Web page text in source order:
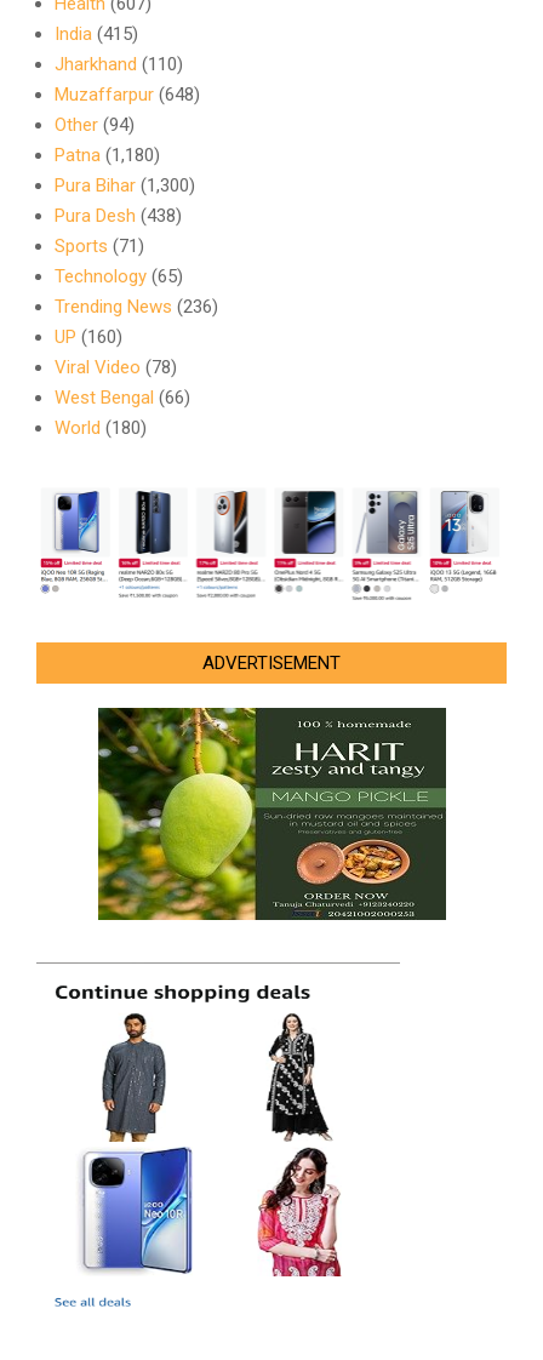
India (415)
Jharkhand (110)
Muzaffarpur (648)
Other (94)
Patna (1,180)
Pura Bihar (1,300)
Pura Desh (438)
Sports (71)
Technology (65)
Trending News (236)
UP (160)
Viral Video (78)
West Bengal (66)
World (180)
ADVERTISEMENT